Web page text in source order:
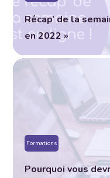
Récap’ de la
en 2022 »
Formations
Pourquoi vous